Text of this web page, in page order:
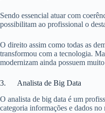
Sendo essencial atuar com
possibilitam ao profissional o
O direito assim como todas as
transformou com a tecnologia.
modernizam ainda possuem
3. Analista de Big Data
O analista de big data é um
categoria informações e dados